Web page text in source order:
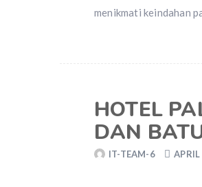
menikmati keindahan
HOTEL
DAN
IT-TEAM-6